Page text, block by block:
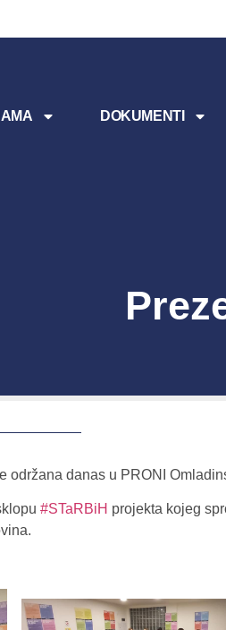
DOKUMENTI
održana danas u PRONI
#STaRBiH projekta kojeg